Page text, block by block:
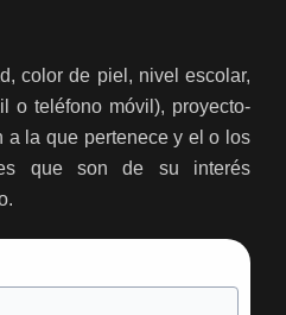
color de piel, nivel escolar,
o teléfono móvil), proyecto-
a la que pertenece y el o los
que son de su interés